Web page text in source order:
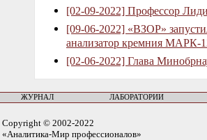
[02-09-2022] Профессор
[09-06-2022] «ВЗОР»
анализатор кремния МАРК-
[02-06-2022] Глава
ЖУРНАЛ ЛАБОРАТОРИИ
Copyright © 2002-2022
«Аналитика-Мир профессионалов»